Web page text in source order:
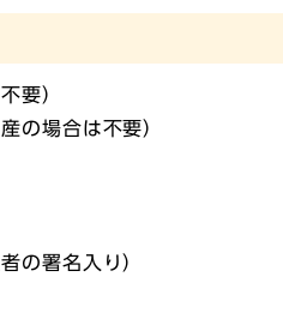
要）
の場合は不要）
の署名入り）